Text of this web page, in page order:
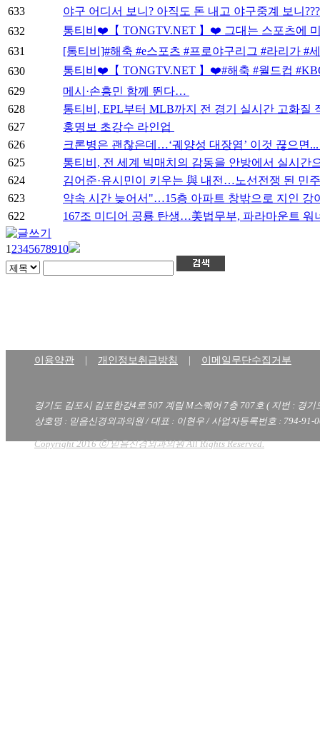
633
야구 어디서 보니? 아직도 돈 내고 야구중계 보니
632
통티비❤️【 TONGTV.NET 】❤️ 그대는 스포츠에
631
[통티비]#해축 #e스포츠 #프로야구리그 #라리가 #
630
통티비❤️【 TONGTV.NET 】❤️#해축 #월드컵
629
메시·손흥민 함께 뛴다…
628
통티비, EPL부터 MLB까지 전 경기 실시간 고화질
627
홍명보 초강수 라인업
626
크론병은 괜찮은데…‘궤양성 대장염’ 이것 끊으면
625
통티비, 전 세계 빅매치의 감동을 안방에서 실시간
624
김어준·유시민이 키우는 與 내전…노선전쟁 된 민
623
약속 시간 늦어서"…15층 아파트 창밖으로 지인 강
622
167조 미디어 공룡 탄생…美법무부, 파라마운트 워
1 2345678910
이용약관 개인정보취급방침 이메일무단수집거부
경기도 김포시 김포한강4로 507 계림 M스퀘어 7층 707호 ( 지번 : 경
상호명 : 믿음신경외과의원 / 대표 : 이현우 / 사업자등록번호 : 794-91-
Copyright 2016 ⓒ 믿음신경외과의원 All Rights Reserved.